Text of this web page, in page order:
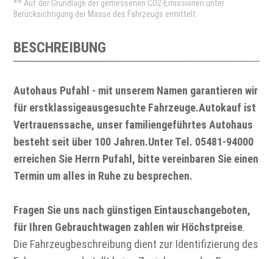
** Auf der Grundlage der gemessenen CO2-Emissionen unter
Berücksichtigung der Masse des Fahrzeugs ermittelt.
BESCHREIBUNG
Autohaus Pufahl - mit unserem Namen garantieren wir
für erstklassigeausgesuchte Fahrzeuge.Autokauf ist
Vertrauenssache, unser familiengeführtes Autohaus
besteht seit über 100 Jahren.Unter Tel. 05481-94000
erreichen Sie Herrn Pufahl, bitte vereinbaren Sie einen
Termin um alles in Ruhe zu besprechen.
Fragen Sie uns nach günstigen Eintauschangeboten,
für Ihren Gebrauchtwagen zahlen wir Höchstpreise.
Die Fahrzeugbeschreibung dient zur Identifizierung des